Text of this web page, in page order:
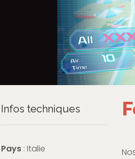
Infos techniques
Pays : Italie